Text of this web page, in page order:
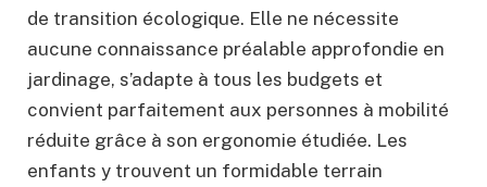
de transition écologique. Elle ne nécessite
aucune connaissance préalable approfondie en
jardinage, s’adapte à tous les budgets et
convient parfaitement aux personnes à mobilité
réduite grâce à son ergonomie étudiée. Les
enfants y trouvent un formidable terrain